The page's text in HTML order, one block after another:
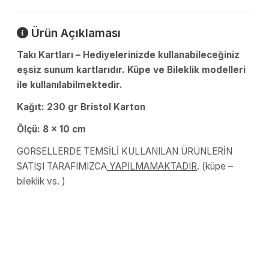
Ürün Açıklaması
Takı Kartları – Hediyelerinizde kullanabileceğiniz
eşsiz sunum kartlarıdır. Küpe ve Bileklik modelleri
ile kullanılabilmektedir.
Kağıt: 230 gr Bristol Karton
Ölçü: 8 x 10 cm
GÖRSELLERDE TEMSİLİ KULLANILAN ÜRÜNLERİN
SATIŞI TARAFIMIZCA YAPILMAMAKTADIR. (küpe –
bileklik vs. )